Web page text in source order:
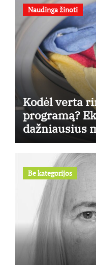
Naudinga žinoti
Kodėl verta
programą?
dažniausius
Be kategorijos